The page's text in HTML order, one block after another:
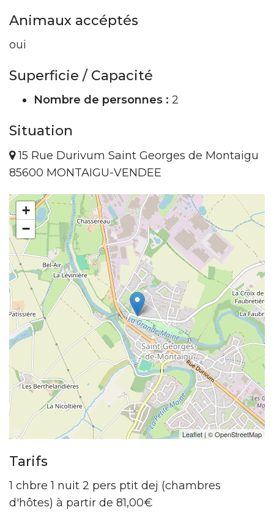
Animaux accéptés
oui
Superficie / Capacité
Nombre de personnes : 2
Situation
15 Rue Durivum Saint Georges de Montaigu
85600 MONTAIGU-VENDEE
+
−
Leaflet| ©OpenStreetMap
Tarifs
1 chbre 1 nuit 2 pers ptit dej (chambres
d'hôtes) à partir de 81,00€